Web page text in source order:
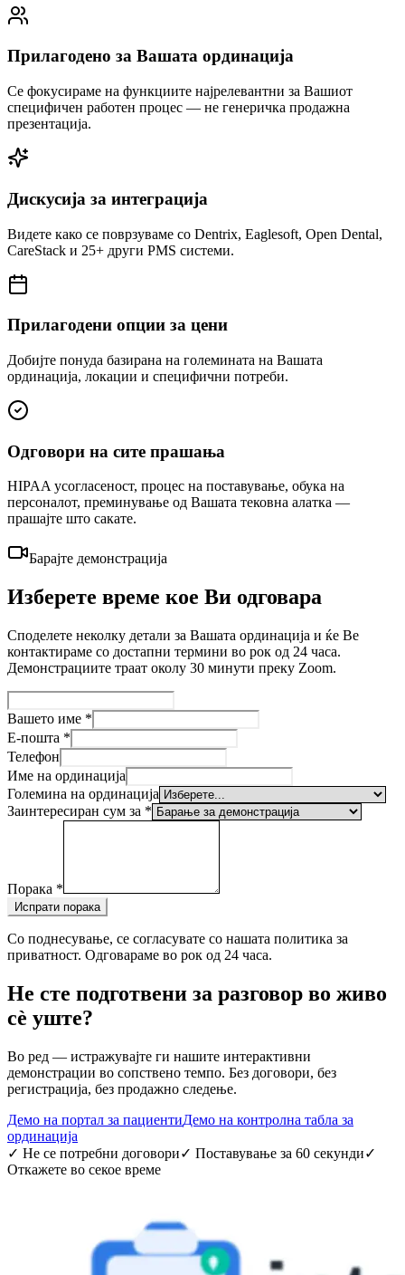
Прилагодено за Вашата ординација
Се фокусираме на функциите најрелевантни за Вашиот
специфичен работен процес — не генеричка продажна
презентација.
Дискусија за интеграција
Видете како се поврзуваме со Dentrix, Eaglesoft, Open Dental,
CareStack и 25+ други PMS системи.
Прилагодени опции за цени
Добијте понуда базирана на големината на Вашата
ординација, локации и специфични потреби.
Одговори на сите прашања
HIPAA усогласеност, процес на поставување, обука на
персоналот, преминување од Вашата тековна алатка —
прашајте што сакате.
Барајте демонстрација
Изберете време кое Ви одговара
Споделете неколку детали за Вашата ординација и ќе Ве
контактираме со достапни термини во рок од 24 часа.
Демонстрациите траат околу 30 минути преку Zoom.
Вашето име *
Е-пошта *
Телефон
Име на ординација
Големина на ординација
Заинтересиран сум за *
Порака *
Испрати порака
Со поднесување, се согласувате со нашата политика за
приватност. Одговараме во рок од 24 часа.
Не сте подготвени за разговор во живо
сè уште?
Во ред — истражувајте ги нашите интерактивни
демонстрации во сопствено темпо. Без договори, без
регистрација, без продажно следење.
Демо на портал за пациентиДемо на контролна табла за
ординација
✓ Не се потребни договори✓ Поставување за 60 секунди✓
Откажете во секое време